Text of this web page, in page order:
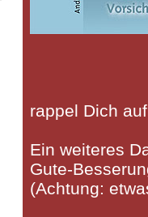
rappel Dich
Ein weiteres
Gute-
(Achtung: